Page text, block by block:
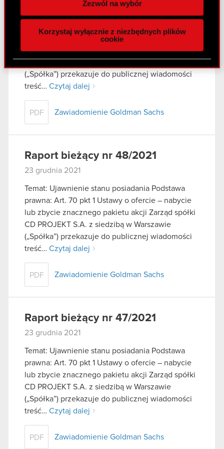
funkcje społecznościowe i analizować ruch w
naszej witrynie. Informacje o tym, jak korzystasz
z naszej witryny, udostępniamy partnerom
Partnerzy mogą połączyć te informacje z innymi
danymi otrzymanymi od Ciebie lub uzyskanymi
podczas korzystania z ich usług. Kontynuując
Zezwól na wybór
Korzystaj wyłącznie z niezbędnych plików
cookie
Temat: Ujawnienie stanu posiadania Podstawa
prawna: Art. 70 pkt 1 Ustawy o ofercie – nabycie
lub zbycie znacznego pakietu akcji Zarząd spółki
CD PROJEKT S.A. z siedzibą w Warszawie
(„Spółka”) przekazuje do publicznej wiadomości
treść… Czytaj dalej
PDF Zawiadomienie Goldman Sachs
Raport bieżący nr 48/2021
23 grudnia 2021
Temat: Ujawnienie stanu posiadania Podstawa
prawna: Art. 70 pkt 1 Ustawy o ofercie – nabycie
lub zbycie znacznego pakietu akcji Zarząd spółki
CD PROJEKT S.A. z siedzibą w Warszawie
(„Spółka”) przekazuje do publicznej wiadomości
treść… Czytaj dalej
PDF Zawiadomienie Goldman Sachs
Raport bieżący nr 47/2021
23 grudnia 2021
Temat: Ujawnienie stanu posiadania Podstawa
prawna: Art. 70 pkt 1 Ustawy o ofercie – nabycie
lub zbycie znacznego pakietu akcji Zarząd spółki
CD PROJEKT S.A. z siedzibą w Warszawie
(„Spółka”) przekazuje do publicznej wiadomości
treść… Czytaj dalej
PDF Zawiadomienie Goldman Sachs